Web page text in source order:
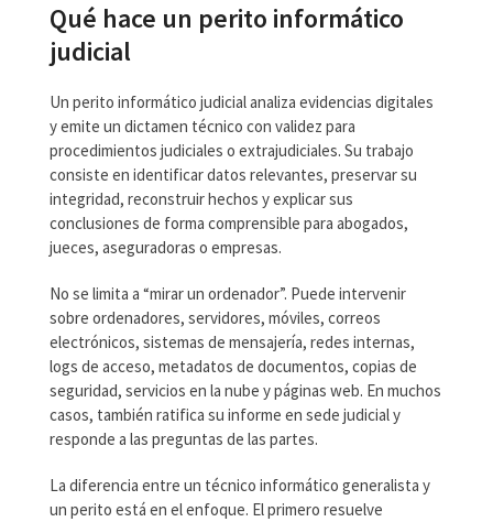
Qué hace un perito informático
judicial
Un perito informático judicial analiza evidencias digitales
y emite un dictamen técnico con validez para
procedimientos judiciales o extrajudiciales. Su trabajo
consiste en identificar datos relevantes, preservar su
integridad, reconstruir hechos y explicar sus
conclusiones de forma comprensible para abogados,
jueces, aseguradoras o empresas.
No se limita a “mirar un ordenador”. Puede intervenir
sobre ordenadores, servidores, móviles, correos
electrónicos, sistemas de mensajería, redes internas,
logs de acceso, metadatos de documentos, copias de
seguridad, servicios en la nube y páginas web. En muchos
casos, también ratifica su informe en sede judicial y
responde a las preguntas de las partes.
La diferencia entre un técnico informático generalista y
un perito está en el enfoque. El primero resuelve